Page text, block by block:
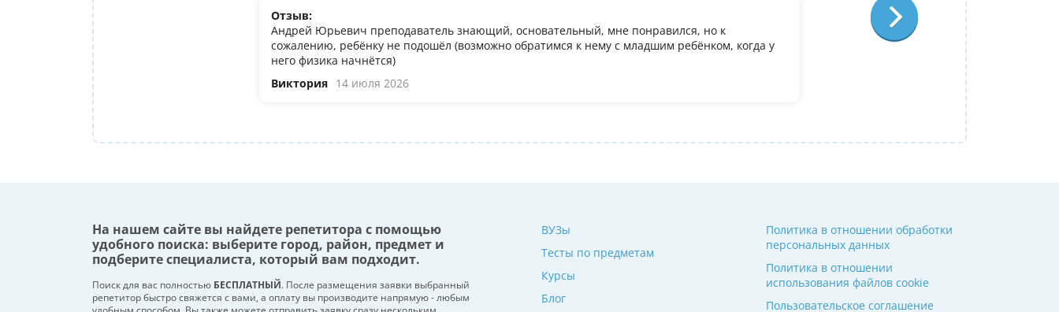
Отзыв:
Андрей Юрьевич преподаватель знающий, основательный, мне понравился, но к
сожалению, ребёнку не подошёл (возможно обратимся к нему с младшим ребёнком, когда у
него физика начнётся)
Виктория 14 июля 2026
У дочери есть желание поступить в it
олимпиадеого уровня 7 и 8 класс за
9. Искали посильнее преподавателя
Ольгой Александровне! Спасибо!
На нашем сайте вы найдете репетитора с помощью
удобного поиска: выберите город, район, предмет и
подберите специалиста, который вам подходит.
Поиск для вас полностью БЕСПЛАТНЫЙ. После размещения заявки выбранный
репетитор быстро свяжется с вами, а оплату вы производите напрямую - любым
ВУЗы
Тесты по предметам
Курсы
Блог
Политика в отношении обработки
персональных данных
Политика в отношении
использования файлов cookie
Пользовательское соглашение